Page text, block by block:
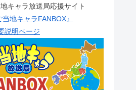
キャラ放送局応援サイト
地キャラFANBOX』
説明ページ